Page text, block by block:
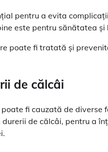
pentru a evita
este pentru sănătatea
poate fi tratată și
de călcâi
fi cauzată de diverse
de călcâi, pentru a